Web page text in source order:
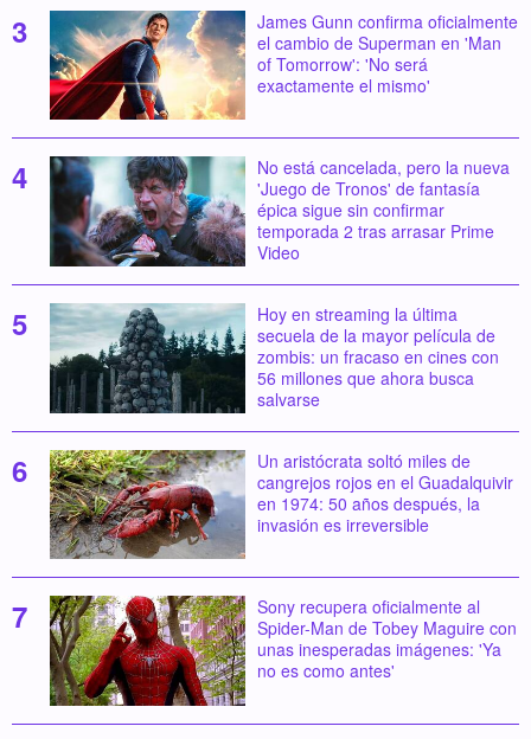
James Gunn confirma oficialmente
el cambio de Superman en 'Man
of Tomorrow': 'No será
exactamente el mismo'
No está cancelada, pero la nueva
'Juego de Tronos' de fantasía
épica sigue sin confirmar
temporada 2 tras arrasar Prime
Video
Hoy en streaming la última
secuela de la mayor película de
zombis: un fracaso en cines con
56 millones que ahora busca
salvarse
Un aristócrata soltó miles de
cangrejos rojos en el Guadalquivir
en 1974: 50 años después, la
invasión es irreversible
Sony recupera oficialmente al
Spider-Man de Tobey Maguire con
unas inesperadas imágenes: 'Ya
no es como antes'